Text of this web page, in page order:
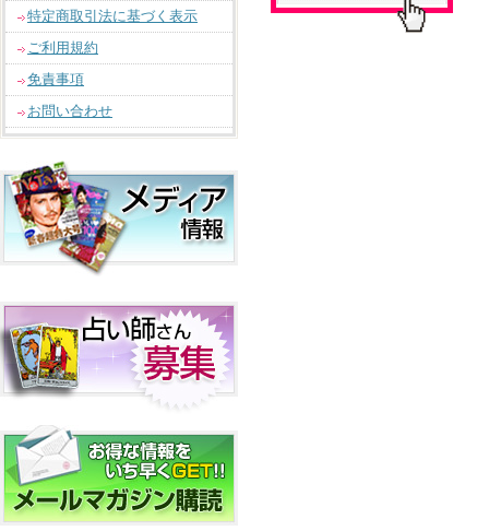
特定商取引法に基づく表示
ご利用規約
免責事項
お問い合わせ